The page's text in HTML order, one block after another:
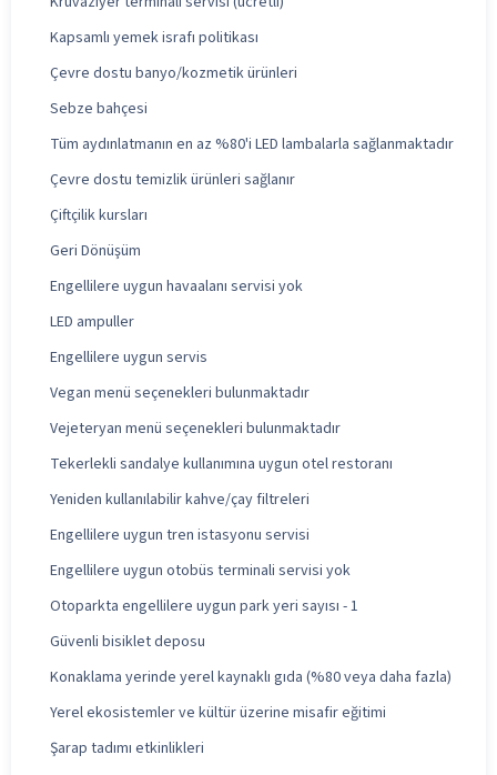
Kapsamlı yemek israfı politikası
Çevre dostu banyo/kozmetik ürünleri
Sebze bahçesi
Tüm aydınlatmanın en az %80'i LED lambalarla sağlanmaktadır
Çevre dostu temizlik ürünleri sağlanır
Çiftçilik kursları
Geri Dönüşüm
Engellilere uygun havaalanı servisi yok
LED ampuller
Engellilere uygun servis
Vegan menü seçenekleri bulunmaktadır
Vejeteryan menü seçenekleri bulunmaktadır
Tekerlekli sandalye kullanımına uygun otel restoranı
Yeniden kullanılabilir kahve/çay filtreleri
Engellilere uygun tren istasyonu servisi
Engellilere uygun otobüs terminali servisi yok
Otoparkta engellilere uygun park yeri sayısı - 1
Güvenli bisiklet deposu
Konaklama yerinde yerel kaynaklı gıda (%80 veya daha fazla)
Yerel ekosistemler ve kültür üzerine misafir eğitimi
Şarap tadımı etkinlikleri